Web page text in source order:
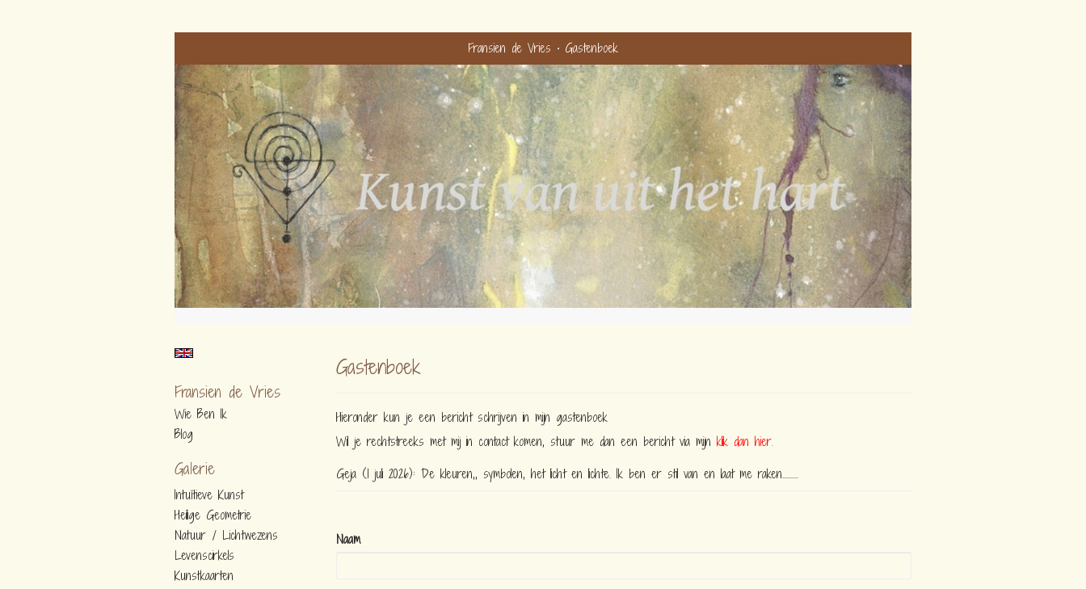
Fransien de Vries Gastenboek
Gastenboek
Hieronder kun je een bericht schrijven in mijn gastenboek
Wil je rechtstreeks met mij in contact komen, stuur me dan een bericht via mijn klik dan hier.
Geja (1 juli 2026): De kleuren,, symbolen, het licht en lichte. Ik ben er stil van en laat me raken..........
Naam
Fransien de Vries
Wie Ben Ik
Blog
Galerie
Intuïtieve Kunst
Heilige Geometrie
Natuur / Lichtwezens
Levenscirkels
Kunstkaarten